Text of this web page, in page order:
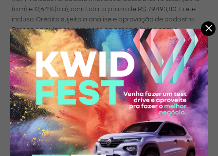
(a.m) e 12,64%(a.a), com total a prazo de R$ 79.493,80. Frete
incluso. Crédito sujeito a análise e aprovação de cadastro.
Preços calculados com base no preço público sem o
acréscimo dos valores de cor. 30.000/3 ANOS DE REVISÕES
INCLUSO + 12 MESES GARANTIA ESTENDIDA (EGVN). Oferta
válida até 31/03/2026 ou enquanto durar o estoque de 1
veículos. Ofertas sujeitas a alteração sem aviso prévio.
Imagens meramente ilustrativas. Consulte condições em sua
concessionária Renault Morel - www.renaultmorel.com.br.
Ouvidoria Grupo Vianorte 08007180018.
* Imagens meramente ilustrativas. Alguns itens apresentados
poderão não estar disponíveis nas versões. Preços sugeridos e válidos
até 31/08/2026. Os preços poderão ser modificados sem aviso prévio.
Consulte e confirme todas as informações com um de nossos